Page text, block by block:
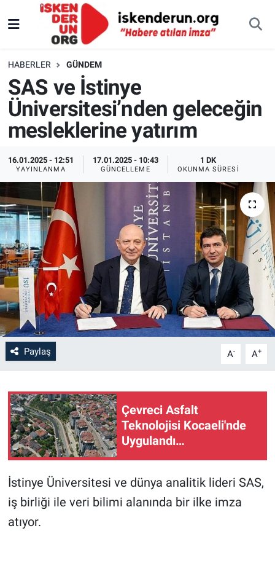
HABERLER GÜNDEM
SAS ve İstinye
Üniversitesi’nden geleceğin
mesleklerine yatırım
16.01.2025 - 12:51
YAYINLANMA
17.01.2025 - 10:43
GÜNCELLEME
1 DK
OKUNMA SÜRESI
Paylaş A- A+
Çevreci Asfalt
Teknolojisi Kocaeli'nde
Uygulandı…
İstinye Üniversitesi ve dünya analitik lideri SAS,
iş birliği ile veri bilimi alanında bir ilke imza
atıyor.